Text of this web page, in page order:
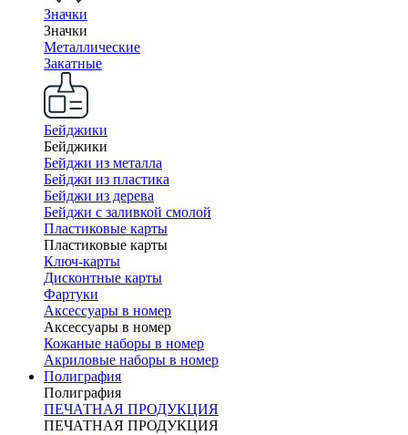
Значки
Значки
Металлические
Закатные
Бейджики
Бейджики
Бейджи из металла
Бейджи из пластика
Бейджи из дерева
Бейджи с заливкой смолой
Пластиковые карты
Пластиковые карты
Ключ-карты
Дисконтные карты
Фартуки
Аксессуары в номер
Аксессуары в номер
Кожаные наборы в номер
Акриловые наборы в номер
Полиграфия
Полиграфия
ПЕЧАТНАЯ ПРОДУКЦИЯ
ПЕЧАТНАЯ ПРОДУКЦИЯ